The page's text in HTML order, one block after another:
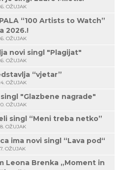
OŽUJAK
“100 Artists to Watch”
2026.!
OŽUJAK
novi singl "Plagijat"
OŽUJAK
“vjetar”
OŽUJAK
"Glazbene nagrade"
OŽUJAK
singl “Meni treba netko”
OŽUJAK
ima novi singl “Lava pod“
OŽUJAK
Leona Brenka „Moment in